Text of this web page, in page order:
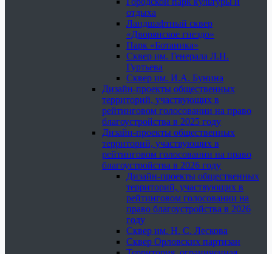
отдыха
Ландшафтный сквер
«Дворянское гнездо»
Парк «Ботаника»
Сквер им. Генерала Л.Н.
Гуртьева
Сквер им. И.А. Бунина
Дизайн-проекты общественных
территорий, участвующих в
рейтинговом голосовании на право
благоустройства в 2025 году
Дизайн-проекты общественных
территорий, участвующих в
рейтинговом голосовании на право
благоустройства в 2026 году
Дизайн-проекты общественных
территорий, участвующих в
рейтинговом голосовании на
право благоустройства в 2026
году
Сквер им. Н. С. Лескова
Сквер Орловских партизан